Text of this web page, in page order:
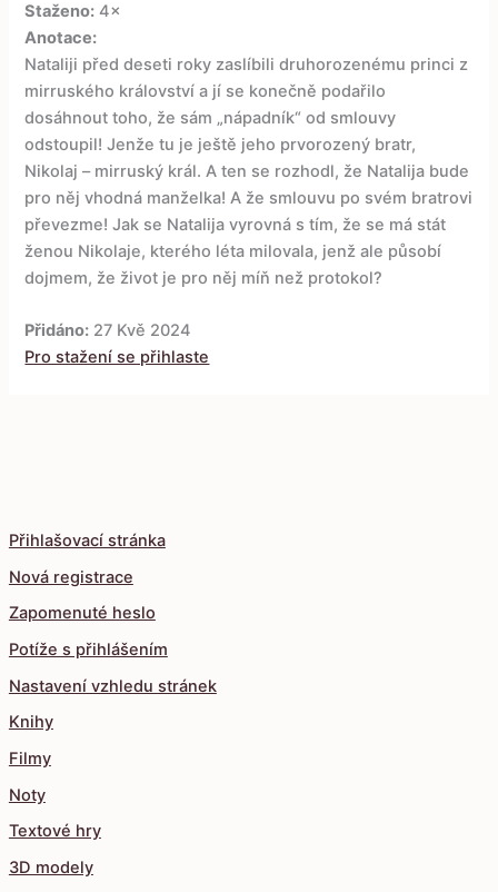
Přihlašovací stránka
Nová registrace
Zapomenuté heslo
Potíže s přihlášením
Nastavení vzhledu stránek
Knihy
Filmy
Noty
Textové hry
3D modely
Staženo: 4×
Anotace:
Nataliji před deseti roky zaslíbili druhorozenému princi z
mirruského království a jí se konečně podařilo
dosáhnout toho, že sám „nápadník“ od smlouvy
odstoupil! Jenže tu je ještě jeho prvorozený bratr,
Nikolaj – mirruský král. A ten se rozhodl, že Natalija bude
pro něj vhodná manželka! A že smlouvu po svém bratrovi
převezme! Jak se Natalija vyrovná s tím, že se má stát
ženou Nikolaje, kterého léta milovala, jenž ale působí
dojmem, že život je pro něj míň než protokol?
Přidáno: 27 Kvě 2024
Pro stažení se přihlaste